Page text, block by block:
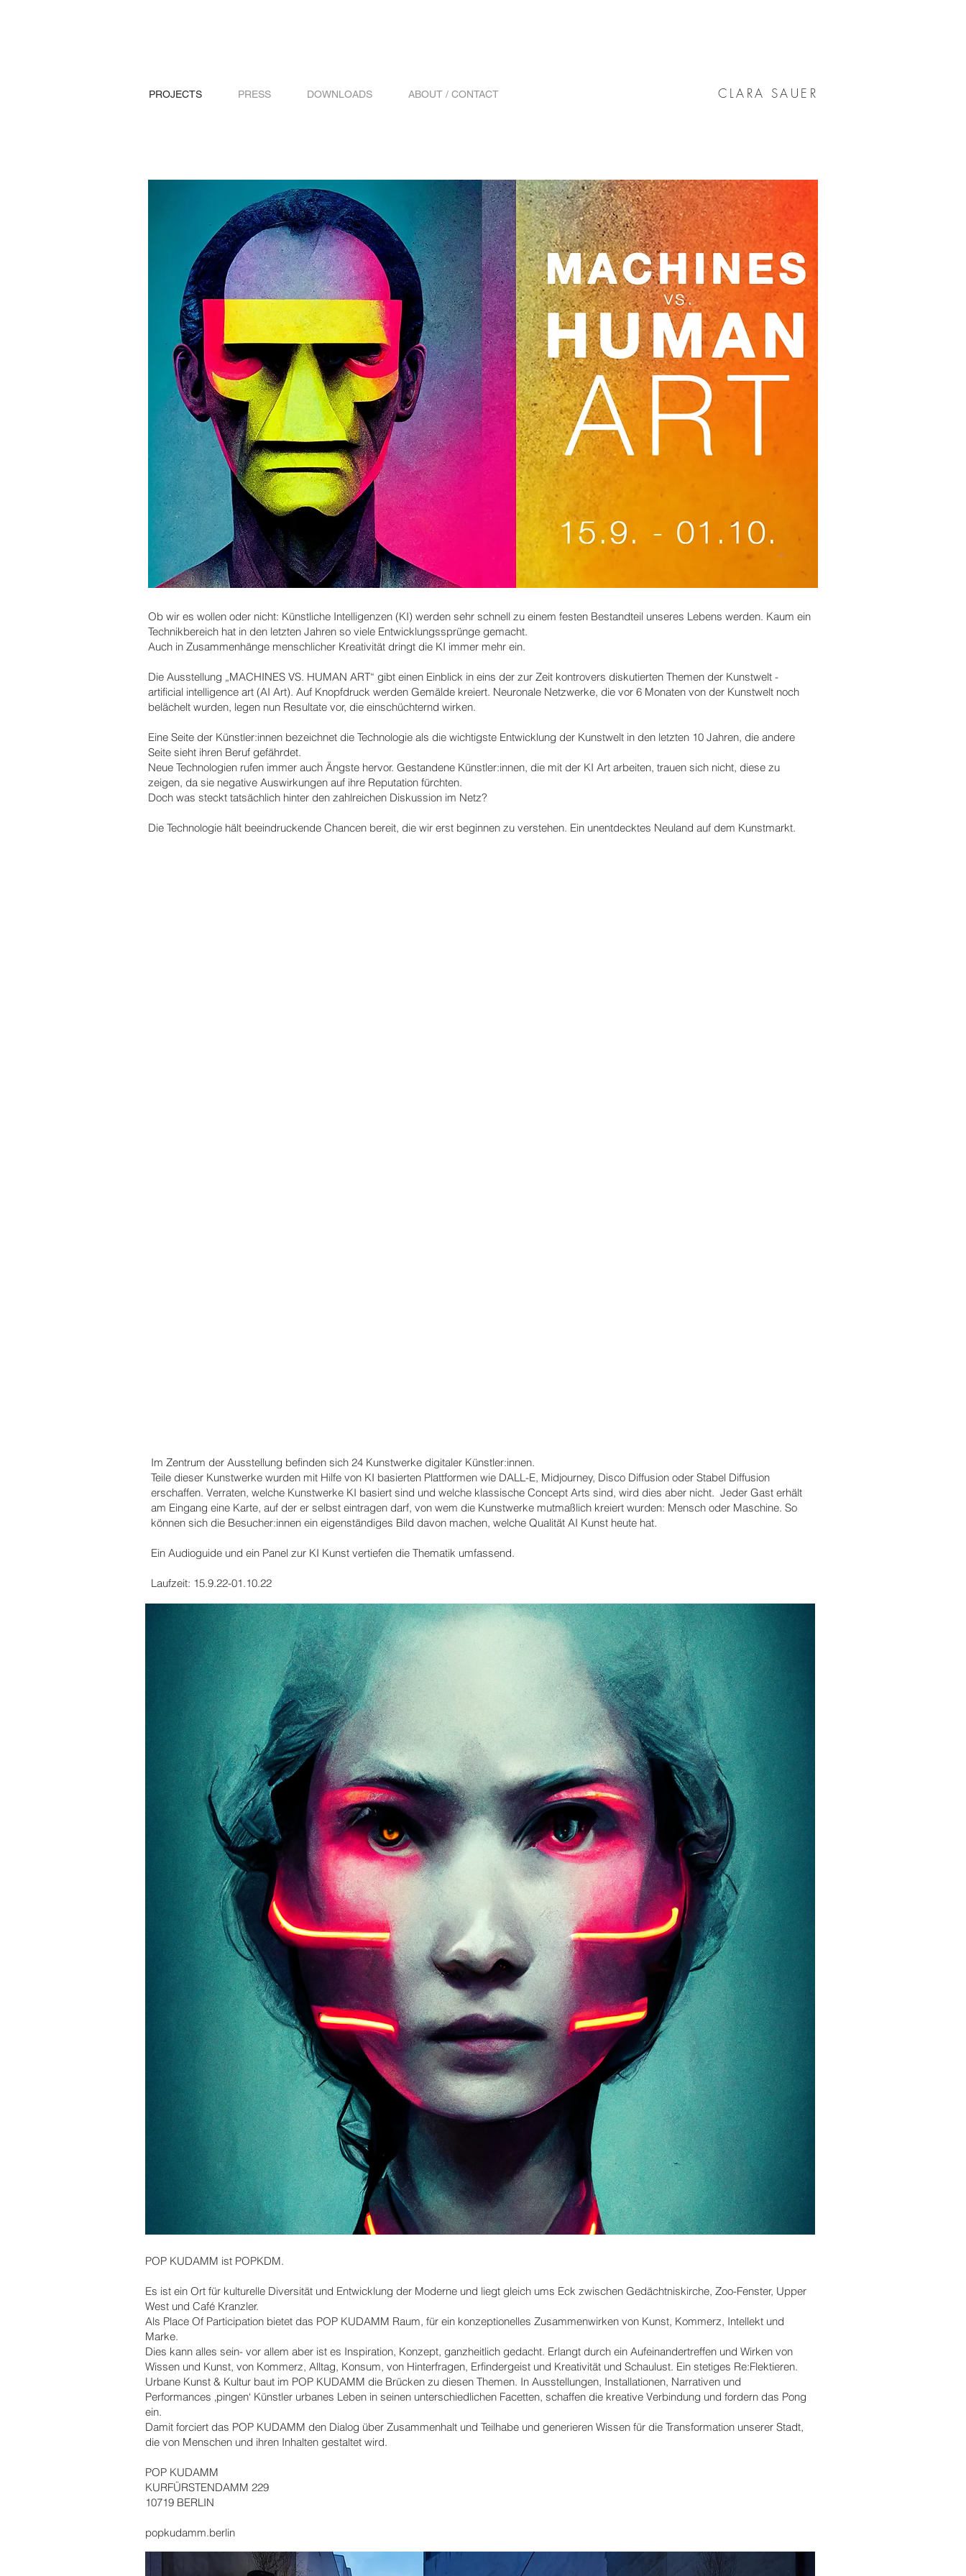
PROJECTS PRESS DOWNLOADS ABOUT / CONTACT CLARA SAUER
Ob wir es wollen oder nicht: Künstliche Intelligenzen (KI) werden sehr schnell zu einem festen Bestandteil unseres Lebens werden. Kaum ein
Technikbereich hat in den letzten Jahren so viele Entwicklungssprünge gemacht.
Auch in Zusammenhänge menschlicher Kreativität dringt die KI immer mehr ein.
Die Ausstellung „MACHINES VS. HUMAN ART“ gibt einen Einblick in eins der zur Zeit kontrovers diskutierten Themen der Kunstwelt -
artificial intelligence art (AI Art). Auf Knopfdruck werden Gemälde kreiert. Neuronale Netzwerke, die vor 6 Monaten von der Kunstwelt noch
belächelt wurden, legen nun Resultate vor, die einschüchternd wirken.
Eine Seite der Künstler:innen bezeichnet die Technologie als die wichtigste Entwicklung der Kunstwelt in den letzten 10 Jahren, die andere
Seite sieht ihren Beruf gefährdet.
Neue Technologien rufen immer auch Ängste hervor. Gestandene Künstler:innen, die mit der KI Art arbeiten, trauen sich nicht, diese zu
zeigen, da sie negative Auswirkungen auf ihre Reputation fürchten.
Doch was steckt tatsächlich hinter den zahlreichen Diskussion im Netz?
Die Technologie hält beeindruckende Chancen bereit, die wir erst beginnen zu verstehen. Ein unentdecktes Neuland auf dem Kunstmarkt.
Im Zentrum der Ausstellung befinden sich 24 Kunstwerke digitaler Künstler:innen.
Teile dieser Kunstwerke wurden mit Hilfe von KI basierten Plattformen wie DALL-E, Midjourney, Disco Diffusion oder Stabel Diffusion
erschaffen. Verraten, welche Kunstwerke KI basiert sind und welche klassische Concept Arts sind, wird dies aber nicht. Jeder Gast erhält
am Eingang eine Karte, auf der er selbst eintragen darf, von wem die Kunstwerke mutmaßlich kreiert wurden: Mensch oder Maschine. So
können sich die Besucher:innen ein eigenständiges Bild davon machen, welche Qualität AI Kunst heute hat.
Ein Audioguide und ein Panel zur KI Kunst vertiefen die Thematik umfassend.
Laufzeit: 15.9.22-01.10.22
POP KUDAMM ist POPKDM.
Es ist ein Ort für kulturelle Diversität und Entwicklung der Moderne und liegt gleich ums Eck zwischen Gedächtniskirche, Zoo-Fenster, Upper
West und Café Kranzler.
Als Place Of Participation bietet das POP KUDAMM Raum, für ein konzeptionelles Zusammenwirken von Kunst, Kommerz, Intellekt und
Marke.
Dies kann alles sein- vor allem aber ist es Inspiration, Konzept, ganzheitlich gedacht. Erlangt durch ein Aufeinandertreffen und Wirken von
Wissen und Kunst, von Kommerz, Alltag, Konsum, von Hinterfragen, Erfindergeist und Kreativität und Schaulust. Ein stetiges Re:Flektieren.
Urbane Kunst & Kultur baut im POP KUDAMM die Brücken zu diesen Themen. In Ausstellungen, Installationen, Narrativen und
Performances ‚pingen‘ Künstler urbanes Leben in seinen unterschiedlichen Facetten, schaffen die kreative Verbindung und fordern das Pong
ein.
Damit forciert das POP KUDAMM den Dialog über Zusammenhalt und Teilhabe und generieren Wissen für die Transformation unserer Stadt,
die von Menschen und ihren Inhalten gestaltet wird.
POP KUDAMM
KURFÜRSTENDAMM 229
10719 BERLIN
popkudamm.berlin